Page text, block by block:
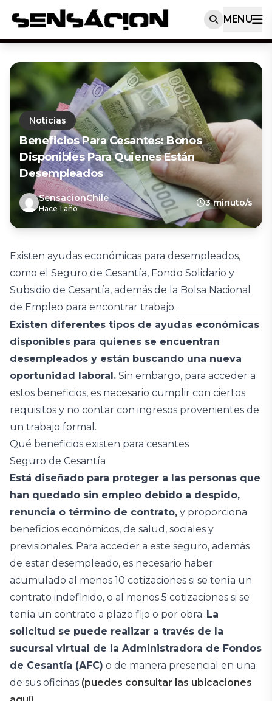
MENU
Noticias
Beneficios Para Cesantes: Bonos
Disponibles Para Quienes Están
Desempleados
SensacionChile
Hace 1 año
3 minuto/s
Existen ayudas económicas para desempleados,
como el Seguro de Cesantía, Fondo Solidario y
Subsidio de Cesantía, además de la Bolsa Nacional
de Empleo para encontrar trabajo.
Existen diferentes tipos de ayudas económicas
disponibles para quienes se encuentran
desempleados y están buscando una nueva
oportunidad laboral. Sin embargo, para acceder a
estos beneficios, es necesario cumplir con ciertos
requisitos y no contar con ingresos provenientes de
un trabajo formal.
Qué beneficios existen para cesantes
Seguro de Cesantía
Está diseñado para proteger a las personas que
han quedado sin empleo debido a despido,
renuncia o término de contrato, y proporciona
beneficios económicos, de salud, sociales y
previsionales. Para acceder a este seguro, además
de estar desempleado, es necesario haber
acumulado al menos 10 cotizaciones si se tenía un
contrato indefinido, o al menos 5 cotizaciones si se
tenía un contrato a plazo fijo o por obra. La
solicitud se puede realizar a través de la
sucursal virtual de la Administradora de Fondos
de Cesantía (AFC) o de manera presencial en una
de sus oficinas (puedes consultar las ubicaciones